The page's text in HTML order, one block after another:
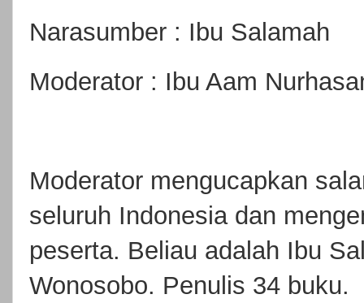
Narasumber : Ibu Salamah
Moderator : Ibu Aam
Moderator mengucapkan
seluruh Indonesia dan
peserta. Beliau adalah Ibu
Wonosobo. Penulis 34 buku.